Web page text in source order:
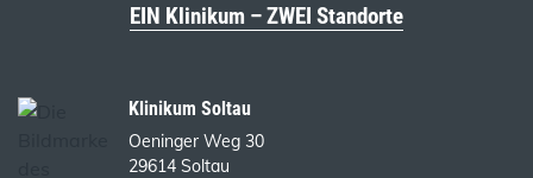
EIN Klinikum – ZWEI Standorte
Klinikum Soltau
Oeninger Weg 30
29614 Soltau